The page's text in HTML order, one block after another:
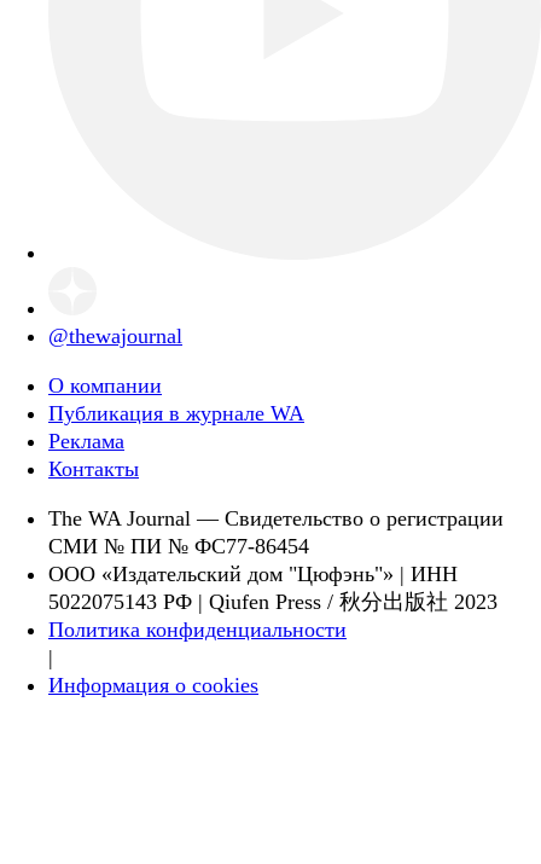
@thewajournal
О компании
Публикация в журнале WA
Реклама
Контакты
The WA Journal — Свидетельство о регистрации
СМИ № ПИ № ФС77-86454
ООО «Издательский дом "Цюфэнь"» | ИНН
5022075143 РФ | Qiufen Press / 秋分出版社 2023
Политика конфиденциальности
|
Информация о cookies